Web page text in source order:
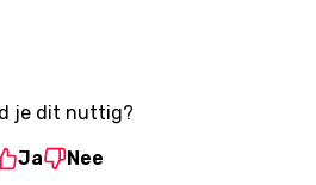
je dit nuttig?
Ja
Nee